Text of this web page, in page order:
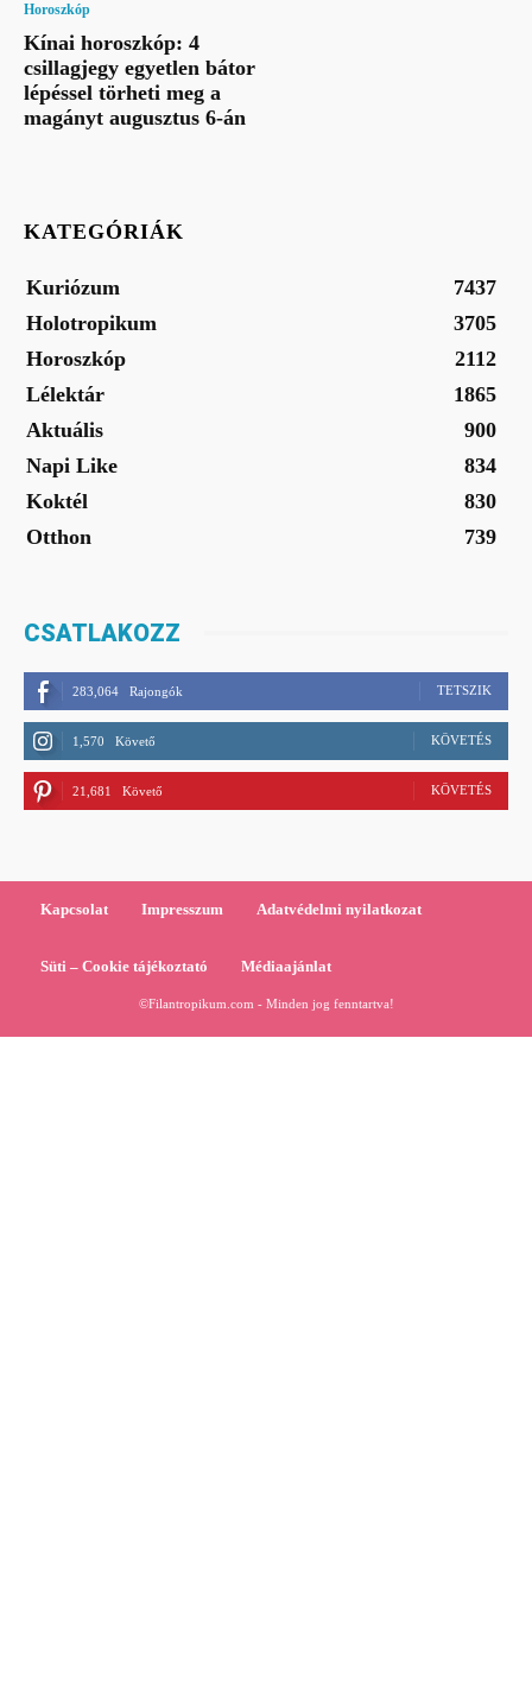
Horoszkóp
Kínai horoszkóp: 4
csillagjegy egyetlen bátor
lépéssel törheti meg a
magányt augusztus 6-án
KATEGÓRIÁK
Kuriózum
7437
Holotropikum
3705
Horoszkóp
2112
Lélektár
1865
Aktuális
900
Napi Like
834
Koktél
830
Otthon
739
CSATLAKOZZ
283,064 Rajongók TETSZIK
1,570 Követő KÖVETÉS
21,681 Követő KÖVETÉS
Kapcsolat Impresszum Adatvédelmi nyilatkozat
Süti – Cookie tájékoztató Médiaajánlat
©Filantropikum.com - Minden jog fenntartva!